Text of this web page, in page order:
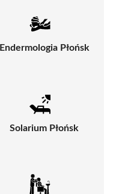
Endermologia Płońsk
Solarium Płońsk